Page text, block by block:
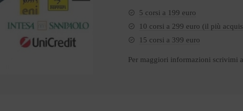
5 corsi a 199 euro
10 corsi a 299 euro (il più
15 corsi a 399 euro
Per maggiori informazioni scrivimi a